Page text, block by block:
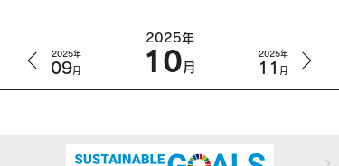
2025年
09月
2025年
10月
2025年
11 月